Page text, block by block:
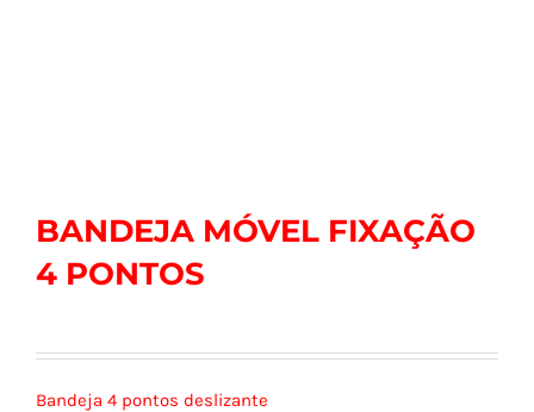
BANDEJA MÓVEL FIXAÇÃO
4 PONTOS
Bandeja 4 pontos deslizante